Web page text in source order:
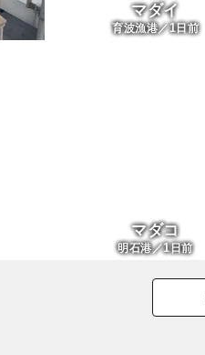
マダイ
育波漁港／1日前
マダコ
明石港／1日前